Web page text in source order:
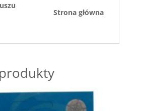
Strona główna